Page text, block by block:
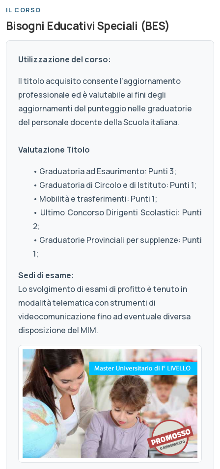
IL CORSO
Bisogni Educativi Speciali (BES)
Utilizzazione del corso:
Il titolo acquisito consente l'aggiornamento
professionale ed è valutabile ai fini degli
aggiornamenti del punteggio nelle graduatorie
del personale docente della Scuola italiana.
Valutazione Titolo
• Graduatoria ad Esaurimento: Punti 3;
• Graduatoria di Circolo e di Istituto: Punti 1;
• Mobilità e trasferimenti: Punti 1;
• Ultimo Concorso Dirigenti Scolastici: Punti
2;
• Graduatorie Provinciali per supplenze: Punti
1;
Sedi di esame:
Lo svolgimento di esami di profitto è tenuto in
modalità telematica con strumenti di
videocomunicazione fino ad eventuale diversa
disposizione del MIM.